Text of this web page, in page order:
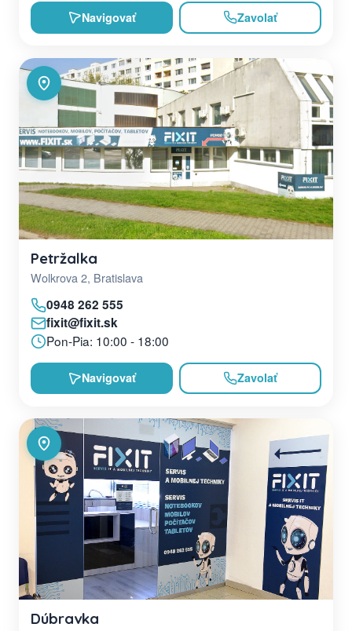
Navigovať Zavolať
Petržalka
Wolkrova 2, Bratislava
0948 262 555
fixit@fixit.sk
Pon-Pia: 10:00 - 18:00
Navigovať Zavolať
Dúbravka